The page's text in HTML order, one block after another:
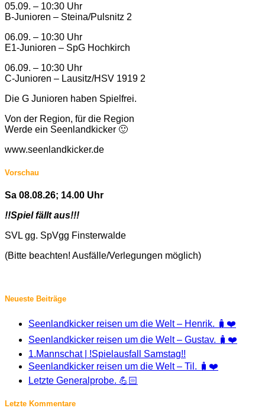
05.09. – 10:30 Uhr
B-Junioren – Steina/Pulsnitz 2
06.09. – 10:30 Uhr
E1-Junioren – SpG Hochkirch
06.09. – 10:30 Uhr
C-Junioren – Lausitz/HSV 1919 2
Die G Junioren haben Spielfrei.
Von der Region, für die Region
Werde ein Seenlandkicker 🙂
www.seenlandkicker.de
Vorschau
Sa 08.08.26; 14.00 Uhr
!!Spiel fällt aus!!!
SVL gg. SpVgg Finsterwalde
(Bitte beachten! Ausfälle/Verlegungen möglich)
Neueste Beiträge
Seenlandkicker reisen um die Welt – Henrik. 🧳❤️
Seenlandkicker reisen um die Welt – Gustav. 🧳❤️
1.Mannschat | !Spielausfall Samstag!!
Seenlandkicker reisen um die Welt – Til. 🧳❤️
Letzte Generalprobe. 💪🏻
Letzte Kommentare